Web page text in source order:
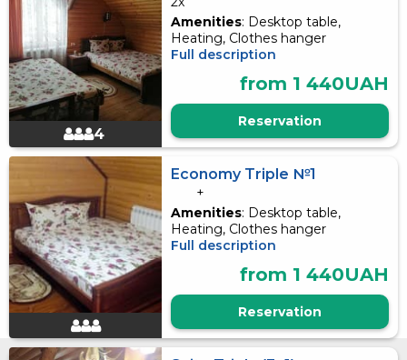
4
Amenities: Desktop table,
Heating, Clothes hanger
Full description
from 1 440UAH
Reservation
Economy Triple №1
+
Amenities: Desktop table,
Heating, Clothes hanger
Full description
from 1 440UAH
Reservation